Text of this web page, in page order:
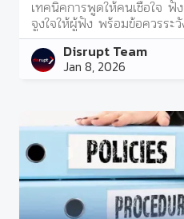
เทคนิคการพูดให้คนเชื่อใจ ฟั
จูงใจให้ผู้ฟัง พร้อมข้อควรระ
Disrupt Team
Jan 8, 2026